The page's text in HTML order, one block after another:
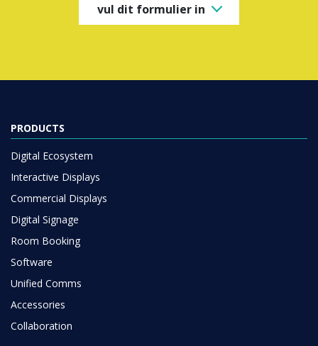
vul dit formulier in
PRODUCTS
Digital Ecosystem
Interactive Displays
Commercial Displays
Digital Signage
Room Booking
Software
Unified Comms
Accessories
Collaboration